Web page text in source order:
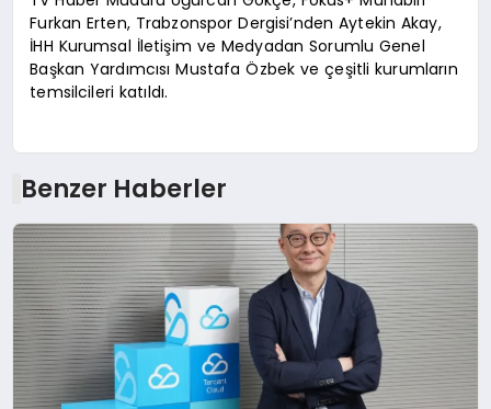
Furkan Erten, Trabzonspor Dergisi’nden Aytekin Akay,
İHH Kurumsal İletişim ve Medyadan Sorumlu Genel
Başkan Yardımcısı Mustafa Özbek ve çeşitli kurumların
temsilcileri katıldı.
Benzer Haberler